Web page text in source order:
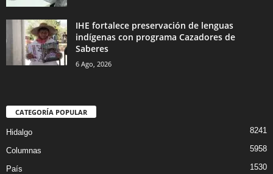
IHE fortalece preservación de lenguas
indígenas con programa Cazadores de
Saberes
6 Ago, 2026
CATEGORÍA POPULAR
Hidalgo 8241
Columnas 5958
País 1530